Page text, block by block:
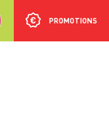
PROMOTIONS